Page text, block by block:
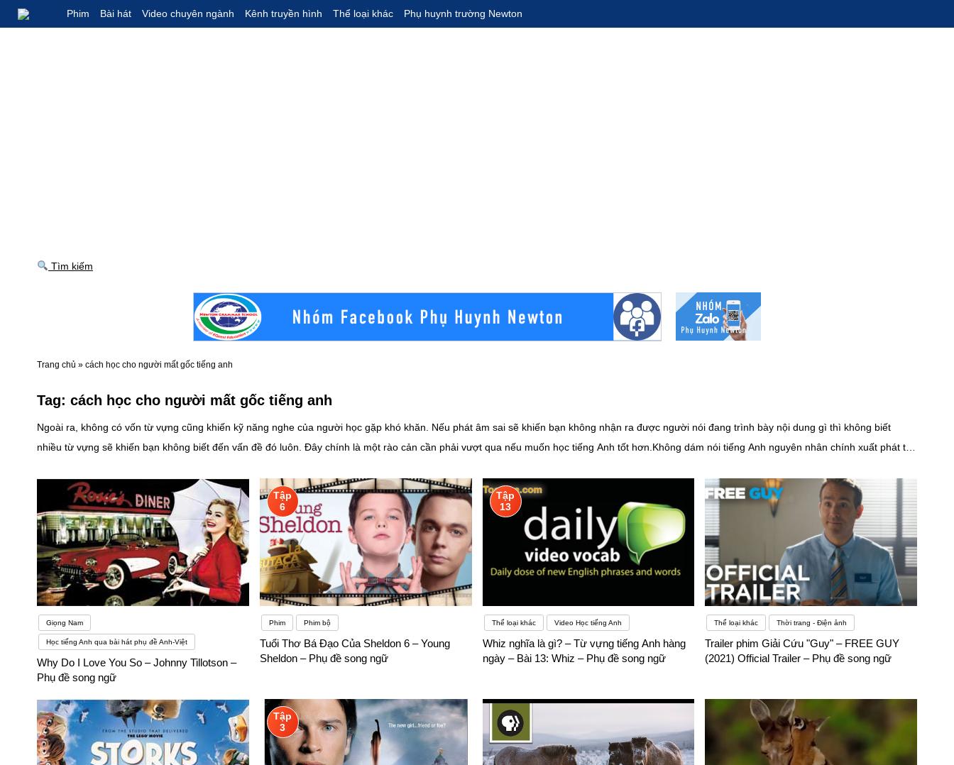
Phim Bài hát Video chuyên ngành Kênh truyền hình Thể loại khác Phụ huynh trường Newton
Tìm kiếm
Trang chủ » cách học cho người mất gốc tiếng anh
Tag: cách học cho người mất gốc tiếng anh
Ngoài ra, không có vốn từ vựng cũng khiến kỹ năng nghe của người học gặp khó khăn. Nếu phát âm sai sẽ khiến bạn không nhận ra được người nói đang trình bày nội dung gì thì không biết
nhiều từ vựng sẽ khiến bạn không biết đến vấn đề đó luôn. Đây chính là một rào cản cần phải vượt qua nếu muốn học tiếng Anh tốt hơn.Không dám nói tiếng Anh nguyên nhân chính xuất phát từ
là cần khắc phục những khó khăn đó, mà muốn khắc phục chúng thì người học phải giao tiếp thật nhiềuTạo môi trường học tiếng Anh để nâng cao trình độ của bản thân. Một môi trường rèn luyện
tiếng Anh hoàn hảo là nơi để bạn giao tiếp và học tập những kiến thức mới. Nếu trường học và gia đình bạn không có nhiều người nói tiếng Anh thì bạn có thể lập một nhóm học tập. Điều này sẽ
giúp ích rất nhiều cho việc học ngoại ngữ của bạn đó.Thực hành nói trong cuộc sống thựcNếu bạn thực sự muốn có được toàn bộ kinh nghiệm nói bằng tiếng Anh , bạn cần thực sự nói chuyện với
người bản xứ. Đây là cách duy nhất để luyện tập các cuộc hội thoại tiếng Anh thực sự. Nhưng nó có thể thực sự khó khăn vì một vài lý do. Đối với người mới bắt đầu, nếu bạn không sống gần khu
vực nói tiếng Anh, bạn có thể không biết tìm người bản ngữ ở đâu để luyện tập. Thứ hai, các cuộc trò chuyện bằng tiếng Anh có thể rất đáng sợ! Có rất nhiều áp lực khi ai đó đang đợi bạn nói ra
một câu tiếng Anh. Sẽ rất khó khăn khi bắt đầu! Nhưng đừng sợ. Có nhiều cách khác để bạn có thể gặp gỡ và nói chuyện với người bản xứ mà không cảm thấy áp lực, bất kể bạn hiện đang sống
ở đâu
Giọng Nam
Học tiếng Anh qua bài hát phụ đề Anh-Việt
Why Do I Love You So – Johnny Tillotson –
Phụ đề song ngữ
Tập
6
Phim Phim bộ
Tuổi Thơ Bá Đạo Của Sheldon 6 – Young
Sheldon – Phụ đề song ngữ
Tập
13
Thể loại khác Video Học tiếng Anh
Whiz nghĩa là gì? – Từ vựng tiếng Anh hàng
ngày – Bài 13: Whiz – Phụ đề song ngữ
Thể loại khác Thời trang - Điện ảnh
Trailer phim Giải Cứu "Guy" – FREE GUY
(2021) Official Trailer – Phụ đề song ngữ
Tập
3